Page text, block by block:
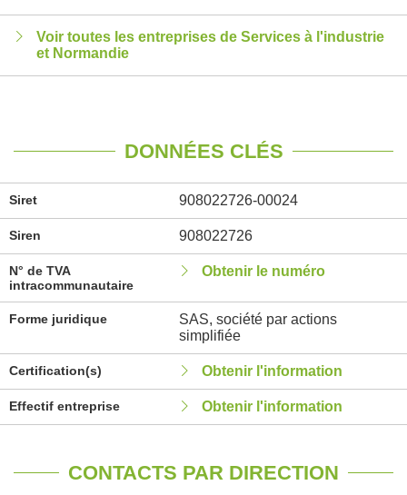
Voir toutes les entreprises de Services à l'industrie
et Normandie
DONNÉES CLÉS
Siret 908022726-00024
Siren 908022726
N° de TVA
intracommunautaire
Obtenir le numéro
Forme juridique
SAS, société par actions
simplifiée
Certification(s) Obtenir l'information
Effectif entreprise Obtenir l'information
CONTACTS PAR DIRECTION